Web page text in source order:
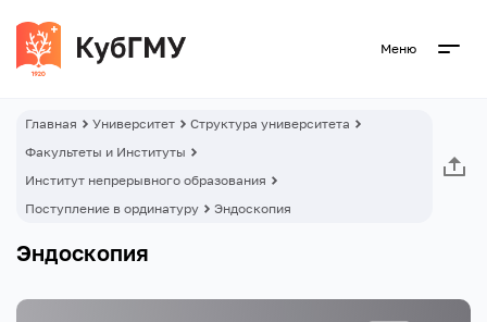
Меню
Главная Университет
Структура университета
Факультеты и Институты
Институт непрерывного образования
Поступление в ординатуру
Эндоскопия
Эндоскопия